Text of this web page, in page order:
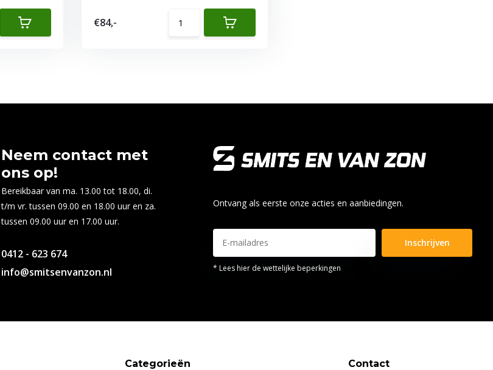
€84,-
Neem contact met
ons op!
Bereikbaar van ma. 13.00 tot 18.00, di.
t/m vr. tussen 09.00 en 18.00 uur en za.
tussen 09.00 uur en 17.00 uur.
0412 - 623 674
info@smitsenvanzon.nl
Ontvang als eerste onze acties en aanbiedingen.
Inschrijven
* Lees hier de wettelijke beperkingen
Categorieën Contact